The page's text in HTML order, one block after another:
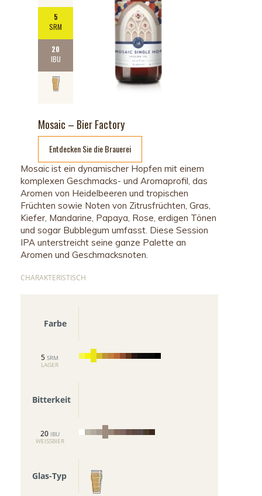
Mosaic – Bier Factory
5
SRM
20
IBU
Entdecken Sie die Brauerei
Mosaic ist ein dynamischer Hopfen mit einem
komplexen Geschmacks- und Aromaprofil, das
Aromen von Heidelbeeren und tropischen
Früchten sowie Noten von Zitrusfrüchten, Gras,
Kiefer, Mandarine, Papaya, Rose, erdigen Tönen
und sogar Bubblegum umfasst. Diese Session
IPA unterstreicht seine ganze Palette an
Aromen und Geschmacksnoten.
CHARAKTERISTISCH
Farbe
5 SRM
LAGER
Bitterkeit
20 IBU
WEISSBIER
Glas-Typ